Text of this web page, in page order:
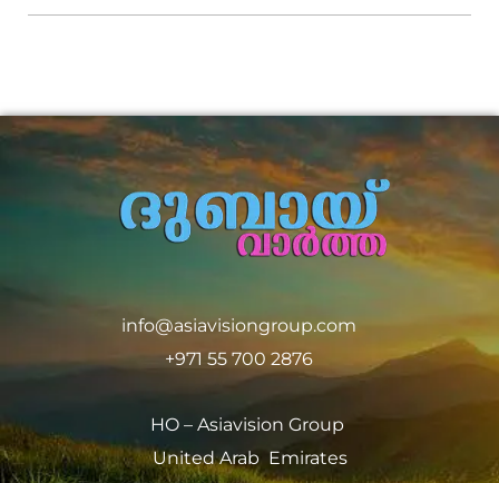
info@asiavisiongroup.com
+971 55 700 2876
HO – Asiavision Group
United Arab Emirates